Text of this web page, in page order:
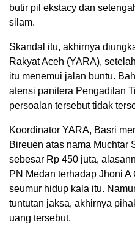
butir pil ekstacy dan
silam.
Skandal itu, akhirnya
Rakyat Aceh (YARA),
itu menemui jalan buntu.
atensi panitera Pengadilan
persoalan tersebut tidak
Koordinator YARA, Basri
Bireuen atas nama Muchtar
sebesar Rp 450 juta,
PN Medan terhadap Jhoni
seumur hidup kala itu.
tuntutan jaksa, akhirnya
uang tersebut.